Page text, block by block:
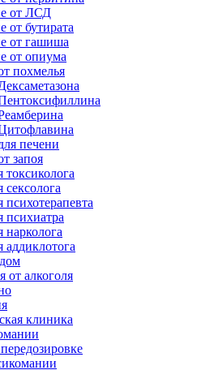
от ЛСД
от бутирата
от гашиша
от опиума
похмелья
печени
запоя
токсиколога
сексолога
психотерапевта
психиатра
нарколога
аддиклотога
от алкоголя
клиника